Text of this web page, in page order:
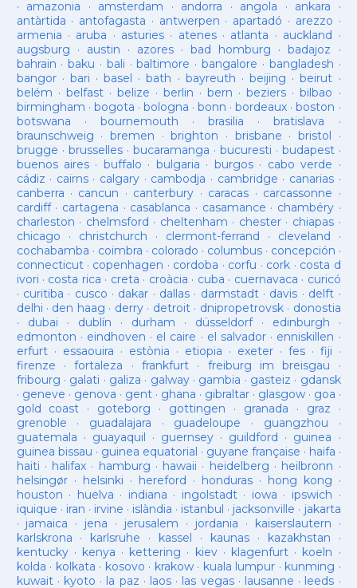
· amazonia · amsterdam · andorra · angola · ankara ·
antàrtida · antofagasta · antwerpen · apartadó · arezzo ·
armenia · aruba · asturies· atenes· atlanta · auckland ·
augsburg · austin · azores·bad homburg ·badajoz ·
bahrain ·baku · bali ·baltimore ·bangalore · bangladesh ·
bangor· bari ·basel ·bath · bayreuth ·beijing ·beirut ·
belém · belfast· belize · berlin ·bern ·beziers ·bilbao ·
birmingham · bogota · bologna ·bonn ·bordeaux ·boston ·
botswana · bournemouth ·brasilia ·bratislava ·
braunschweig · bremen ·brighton · brisbane · bristol ·
brugge · brusselles· bucaramanga · bucuresti · budapest·
buenos aires· buffalo · bulgaria · burgos· cabo verde ·
cádiz · cairns· calgary · cambodja · cambridge · canarias·
canberra · cancun · canterbury · caracas · carcassonne ·
cardiff· cartagena · casablanca · casamance · chambéry·
charleston · chelmsford · cheltenham · chester· chiapas ·
chicago · christchurch · clermont-ferrand · cleveland ·
cochabamba · coimbra · colorado · columbus· concepción ·
connecticut· copenhagen · cordoba · corfu · cork · costa d
ivori · costa rica · creta · croàcia · cuba · cuernavaca · curicó
· curitiba · cusco · dakar · dallas · darmstadt· davis · delft ·
delhi · den haag · derry· detroit· dnipropetrovsk· donostia
· dubai · dublín · durham · düsseldorf· edinburgh ·
edmonton · eindhoven · el caire · el salvador · enniskillen ·
erfurt· essaouira · estònia · etiopia · exeter· fes· fiji ·
firenze ·fortaleza · frankfurt· freiburg im breisgau ·
fribourg · galati · galiza · galway· gambia · gasteiz · gdansk
· geneve · genova · gent· ghana · gibraltar· glasgow· goa ·
gold coast · goteborg · gottingen · granada · graz ·
grenoble · guadalajara · guadeloupe · guangzhou ·
guatemala · guayaquil · guernsey· guildford · guinea ·
guinea bissau · guinea equatorial · guyane française · haifa ·
haiti · halifax · hamburg · hawaii · heidelberg · heilbronn ·
helsingør· helsinki · hereford · honduras· hong kong ·
houston · huelva · indiana · ingolstadt· iowa · ipswich ·
iquique · iran · irvine · islàndia · istanbul · jacksonville · jakarta
· jamaica · jena · jerusalem · jordania · kaiserslautern ·
karlskrona · karlsruhe · kassel · kaunas· kazakhstan ·
kentucky· kenya · kettering · kiev· klagenfurt · koeln ·
kolda · kolkata · kosovo · krakow· kuala lumpur · kunming ·
kuwait· kyoto · la paz · laos· las vegas· lausanne · leeds ·